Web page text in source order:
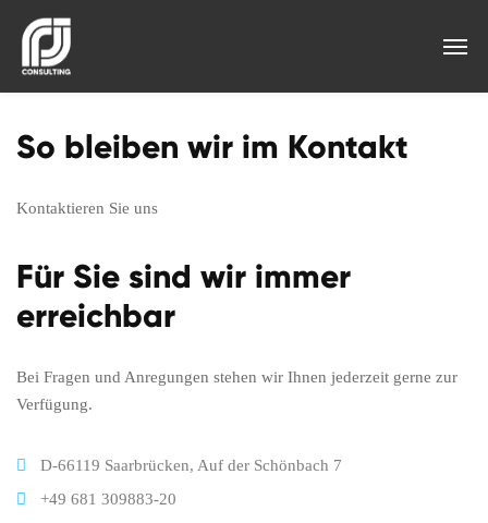
So bleiben wir im Kontakt
Kontaktieren Sie uns
Für Sie sind wir immer
erreichbar
Bei Fragen und Anregungen stehen wir Ihnen jederzeit gerne zur
Verfügung.
D-66119 Saarbrücken, Auf der Schönbach 7
+49 681 309883-20